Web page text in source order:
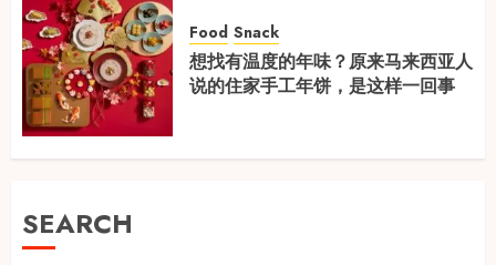
Food Snack
想找有温度的年味？原来马来西亚人
说的住家手工年饼，是这样一回事
SEARCH